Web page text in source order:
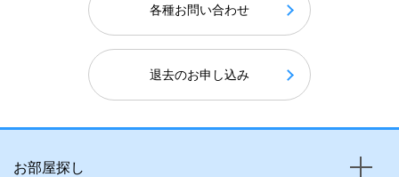
各種お問い合わせ
退去のお申し込み
お部屋探し